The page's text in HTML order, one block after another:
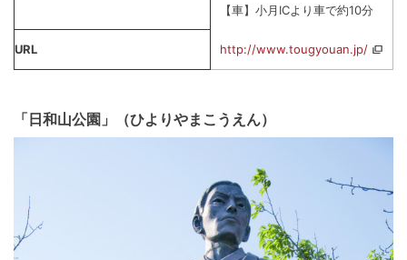
【車】小月ICより車で約10分
URL http://www.tougyouan.jp/
「日和山公園」（ひよりやまこうえん）